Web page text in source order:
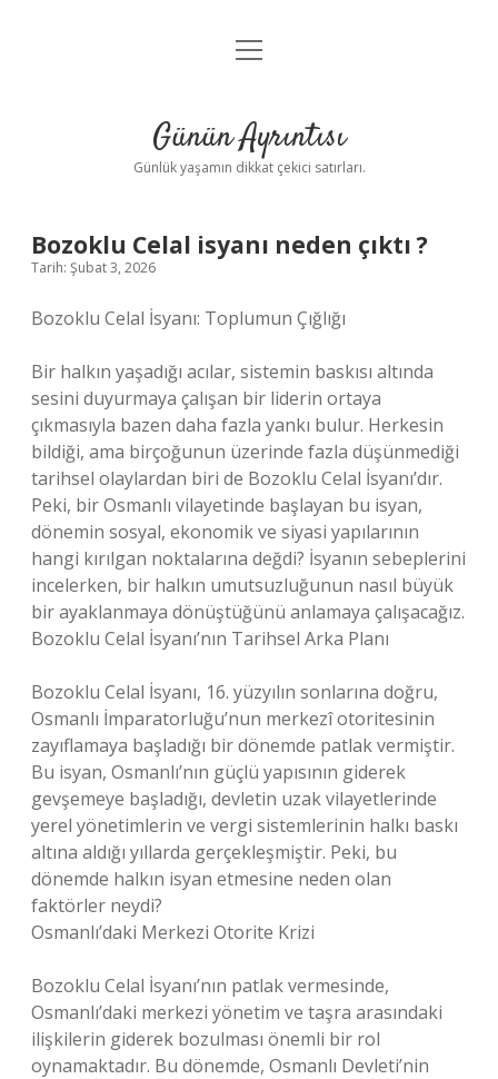
Anasayfa
Yasal Uyarı
menüyü
Günün Ayrıntısı
Günlük yaşamın dikkat çekici satırları.
Bozoklu Celal isyanı neden çıktı ?
Tarih: Şubat 3, 2026
Bozoklu Celal İsyanı: Toplumun Çığlığı
Bir halkın yaşadığı acılar, sistemin baskısı altında
sesini duyurmaya çalışan bir liderin ortaya
çıkmasıyla bazen daha fazla yankı bulur. Herkesin
bildiği, ama birçoğunun üzerinde fazla düşünmediği
tarihsel olaylardan biri de Bozoklu Celal İsyanı’dır.
Peki, bir Osmanlı vilayetinde başlayan bu isyan,
dönemin sosyal, ekonomik ve siyasi yapılarının
hangi kırılgan noktalarına değdi? İsyanın sebeplerini
incelerken, bir halkın umutsuzluğunun nasıl büyük
bir ayaklanmaya dönüştüğünü anlamaya çalışacağız.
Bozoklu Celal İsyanı’nın Tarihsel Arka Planı
Bozoklu Celal İsyanı, 16. yüzyılın sonlarına doğru,
Osmanlı İmparatorluğu’nun merkezî otoritesinin
zayıflamaya başladığı bir dönemde patlak vermiştir.
Bu isyan, Osmanlı’nın güçlü yapısının giderek
gevşemeye başladığı, devletin uzak vilayetlerinde
yerel yönetimlerin ve vergi sistemlerinin halkı baskı
altına aldığı yıllarda gerçekleşmiştir. Peki, bu
dönemde halkın isyan etmesine neden olan
faktörler neydi?
Osmanlı’daki Merkezi Otorite Krizi
Bozoklu Celal İsyanı’nın patlak vermesinde,
Osmanlı’daki merkezi yönetim ve taşra arasındaki
ilişkilerin giderek bozulması önemli bir rol
oynamaktadır. Bu dönemde, Osmanlı Devleti’nin